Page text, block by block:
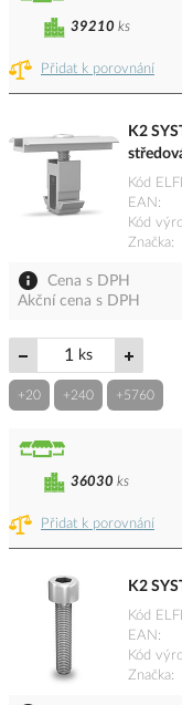
Přidat k porovnání
39210 ks
K2
Kód
EAN
Kód
Značka
Cena s DPH
Akční cena s DPH
ks
+20 +240 +5760
Přidat k porovnání
36030 ks
K2
Kód
EAN
Kód
Značka